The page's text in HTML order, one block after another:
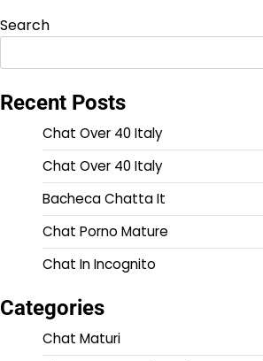
Search
Recent Posts
Chat Over 40 Italy
Chat Over 40 Italy
Bacheca Chatta It
Chat Porno Mature
Chat In Incognito
Categories
Chat Maturi